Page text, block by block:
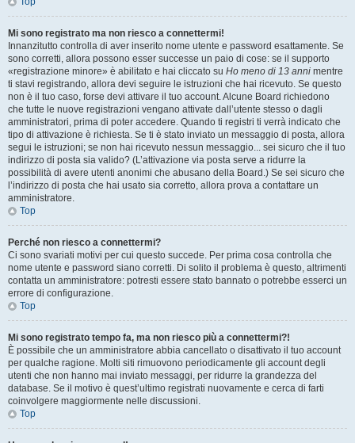
Mi sono registrato ma non riesco a connettermi!
Innanzitutto controlla di aver inserito nome utente e password esattamente. Se
sono corretti, allora possono esser successe un paio di cose: se il supporto
«registrazione minore» è abilitato e hai cliccato su Ho meno di 13 anni mentre
ti stavi registrando, allora devi seguire le istruzioni che hai ricevuto. Se questo
non è il tuo caso, forse devi attivare il tuo account. Alcune Board richiedono
che tutte le nuove registrazioni vengano attivate dall’utente stesso o dagli
amministratori, prima di poter accedere. Quando ti registri ti verrà indicato che
tipo di attivazione è richiesta. Se ti è stato inviato un messaggio di posta, allora
segui le istruzioni; se non hai ricevuto nessun messaggio... sei sicuro che il tuo
indirizzo di posta sia valido? (L’attivazione via posta serve a ridurre la
possibilità di avere utenti anonimi che abusano della Board.) Se sei sicuro che
l’indirizzo di posta che hai usato sia corretto, allora prova a contattare un
amministratore.
Top
Perché non riesco a connettermi?
Ci sono svariati motivi per cui questo succede. Per prima cosa controlla che
nome utente e password siano corretti. Di solito il problema è questo, altrimenti
contatta un amministratore: potresti essere stato bannato o potrebbe esserci un
errore di configurazione.
Top
Mi sono registrato tempo fa, ma non riesco più a connettermi?!
È possibile che un amministratore abbia cancellato o disattivato il tuo account
per qualche ragione. Molti siti rimuovono periodicamente gli account degli
utenti che non hanno mai inviato messaggi, per ridurre la grandezza del
database. Se il motivo è quest’ultimo registrati nuovamente e cerca di farti
coinvolgere maggiormente nelle discussioni.
Top